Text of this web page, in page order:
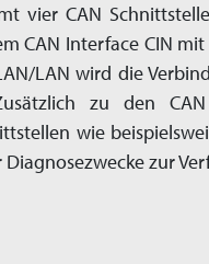
vier CAN
CAN Interface CIN mit
LAN wird die
zu den
wie
Diagnosezwecke zur